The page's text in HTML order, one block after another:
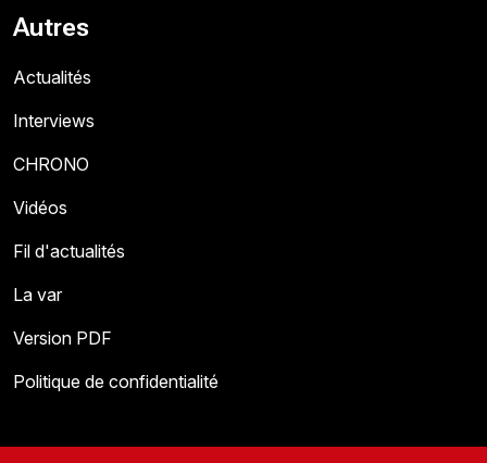
Autres
Actualités
Interviews
CHRONO
Vidéos
Fil d'actualités
La var
Version PDF
Politique de confidentialité